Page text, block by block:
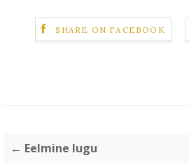
SHARE ON FACEBOOK
← Eelmine lugu